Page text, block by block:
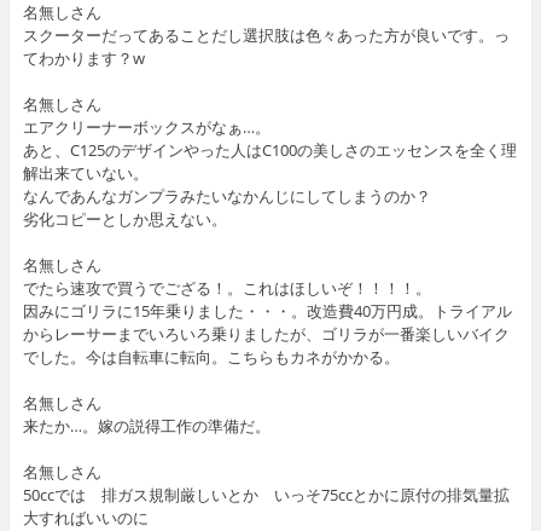
名無しさん
スクーターだってあることだし選択肢は色々あった方が良いです。っ
てわかります？w
名無しさん
エアクリーナーボックスがなぁ…。
あと、C125のデザインやった人はC100の美しさのエッセンスを全く理
解出来ていない。
なんであんなガンプラみたいなかんじにしてしまうのか？
劣化コピーとしか思えない。
名無しさん
でたら速攻で買うでござる！。これはほしいぞ！！！！。
因みにゴリラに15年乗りました・・・。改造費40万円成。トライアル
からレーサーまでいろいろ乗りましたが、ゴリラが一番楽しいバイク
でした。今は自転車に転向。こちらもカネがかかる。
名無しさん
来たか…。嫁の説得工作の準備だ。
名無しさん
50ccでは 排ガス規制厳しいとか いっそ75ccとかに原付の排気量拡
大すればいいのに